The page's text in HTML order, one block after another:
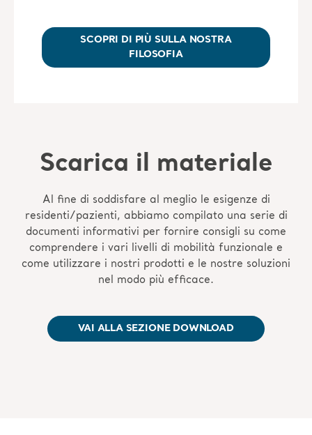
SCOPRI DI PIÙ SULLA NOSTRA
FILOSOFIA
Scarica il materiale
Al fine di soddisfare al meglio le esigenze di
residenti/pazienti, abbiamo compilato una serie di
documenti informativi per fornire consigli su come
comprendere i vari livelli di mobilità funzionale e
come utilizzare i nostri prodotti e le nostre soluzioni
nel modo più efficace.
VAI ALLA SEZIONE DOWNLOAD